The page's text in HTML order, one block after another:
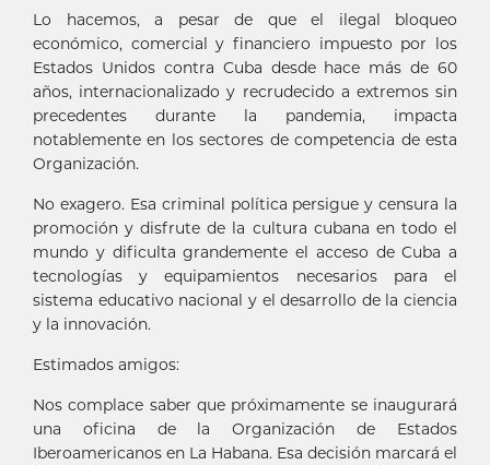
Lo hacemos, a pesar de que el ilegal bloqueo
económico, comercial y financiero impuesto por los
Estados Unidos contra Cuba desde hace más de 60
años, internacionalizado y recrudecido a extremos sin
precedentes durante la pandemia, impacta
notablemente en los sectores de competencia de esta
Organización.
No exagero. Esa criminal política persigue y censura la
promoción y disfrute de la cultura cubana en todo el
mundo y dificulta grandemente el acceso de Cuba a
tecnologías y equipamientos necesarios para el
sistema educativo nacional y el desarrollo de la ciencia
y la innovación.
Estimados amigos:
Nos complace saber que próximamente se inaugurará
una oficina de la Organización de Estados
Iberoamericanos en La Habana. Esa decisión marcará el